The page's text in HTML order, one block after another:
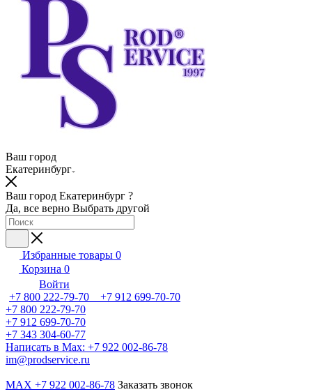
Ваш город
Екатеринбург
Ваш город Екатеринбург ?
Да, все верно Выбрать другой
Избранные товары 0
Корзина 0
Войти
+7 800 222-79-70 +7 912 699-70-70
+7 800 222-79-70
+7 912 699-70-70
+7 343 304-60-77
Написать в Max: +7 922 002-86-78
im@prodservice.ru
MAX +7 922 002-86-78 Заказать звонок